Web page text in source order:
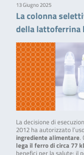
13 Giugno 2025
La colonna
della lattoferrina
La decisione di
2012 ha autorizzato
ingrediente alimentare.
lega il ferro di circa 77